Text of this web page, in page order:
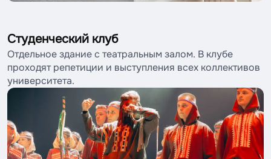
Студенческий клуб
Отдельное здание с театральным залом. В клубе
проходят репетиции и выступления всех коллективов
университета.